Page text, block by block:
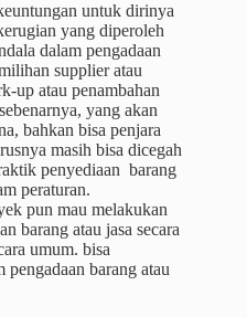
untuk dirinya
yang diperoleh
dalam pengadaan
supplier atau
up atau penambahan
yang akan
bahkan bisa penjara
masih bisa dicegah
penyediaan barang
peraturan.
pun mau melakukan
barang atau jasa secara
umum. bisa
barang atau